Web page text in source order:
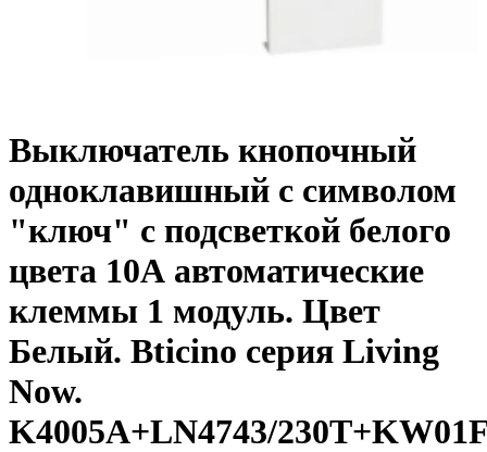
Выключатель кнопочный
одноклавишный с символом
"ключ" с подсветкой белого
цвета 10А автоматические
клеммы 1 модуль. Цвет
Белый. Bticino серия Living
Now.
K4005A+LN4743/